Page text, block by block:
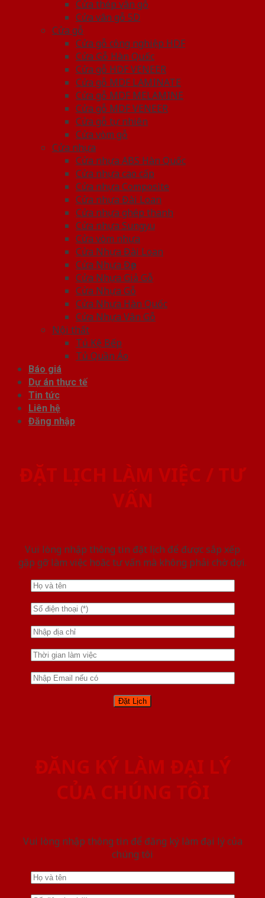
Cửa thép vân gỗ
Cửa vân gỗ 5D
Cửa gỗ
Cửa gỗ công nghiệp HDF
Cửa Gỗ Hàn Quốc
Cửa gỗ HDF VENEER
Cửa gỗ MDF LAMINATE
Cửa gỗ MDF MELAMINE
Cửa gỗ MDF VENEER
Cửa gỗ tự nhiên
Cửa vòm gỗ
Cửa nhựa
Cửa nhựa ABS Hàn Quốc
Cửa nhựa cao cấp
Cửa nhựa Composite
Cửa nhựa Đài Loan
Cửa nhựa ghép thanh
Cửa nhựa Sungyu
Cửa vòm nhựa
Cửa Nhựa Đài Loan
Cửa Nhựa Đẹp
Cửa Nhựa Giả Gỗ
Cửa Nhựa Gỗ
Cửa Nhựa Hàn Quốc
Cửa Nhựa Vân Gỗ
Nội thất
Tủ Kệ Bếp
Tủ Quần Áo
Báo giá
Dự án thực tế
Tin tức
Liên hệ
Đăng nhập
ĐẶT LỊCH LÀM VIỆC / TƯ
VẤN
Vui lòng nhập thông tin đặt lịch để được sắp xếp
gặp gỡ làm việc hoăc tư vấn mà không phải chờ đợi.
ĐĂNG KÝ LÀM ĐẠI LÝ
CỦA CHÚNG TÔI
Vui lòng nhập thông tin để đăng ký làm đại lý của
chúng tôi